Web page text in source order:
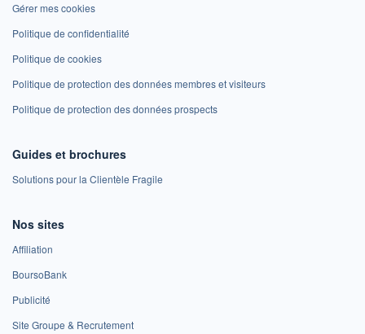
Gérer mes cookies
Politique de confidentialité
Politique de cookies
Politique de protection des données membres et visiteurs
Politique de protection des données prospects
Guides et brochures
Solutions pour la Clientèle Fragile
Nos sites
Affiliation
BoursoBank
Publicité
Site Groupe & Recrutement